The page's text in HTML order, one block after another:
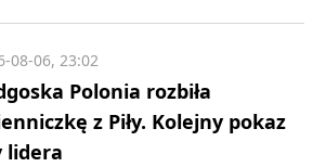
Polonia rozbiła
z Piły. Kolejny pokaz
lidera
08-06, 23:02